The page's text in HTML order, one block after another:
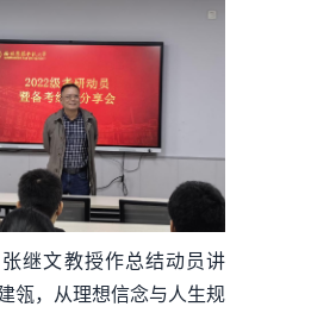
继文教授作总结动员讲
瓴，从理想信念与人生规